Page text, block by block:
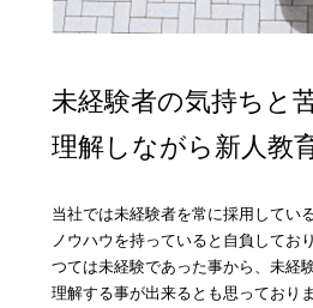
未経験者の気持ちと
理解しながら新人教
当社では未経験者を常に採用してい
ノウハウを持っていると自負してお
つては未経験であった事から、未経
理解する事が出来るとも思っておりま